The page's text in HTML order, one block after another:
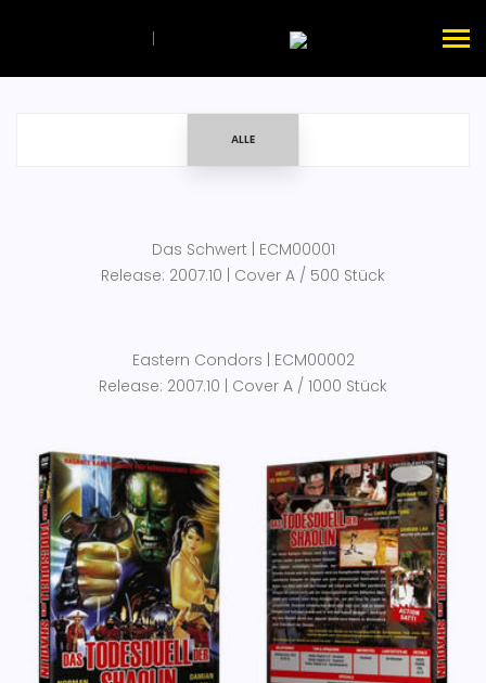
|
ALLE
Das Schwert | ECM00001
Release: 2007.10 | Cover A / 500 Stück
Eastern Condors | ECM00002
Release: 2007.10 | Cover A / 1000 Stück